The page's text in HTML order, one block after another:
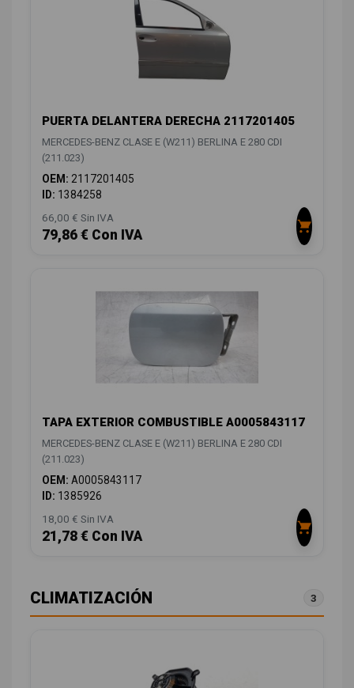
PUERTA DELANTERA DERECHA 2117201405
MERCEDES-BENZ CLASE E (W211) BERLINA E 280 CDI
(211.023)
OEM: 2117201405
ID: 1384258
66,00 € Sin IVA
79,86 € Con IVA
TAPA EXTERIOR COMBUSTIBLE A0005843117
MERCEDES-BENZ CLASE E (W211) BERLINA E 280 CDI
(211.023)
OEM: A0005843117
ID: 1385926
18,00 € Sin IVA
21,78 € Con IVA
CLIMATIZACIÓN 3